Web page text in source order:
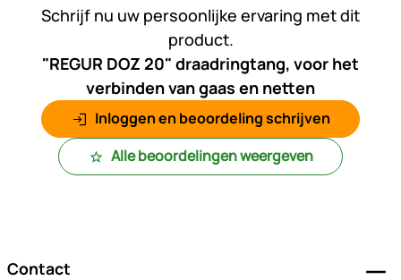
Schrijf nu uw persoonlijke ervaring met dit
product.
"REGUR DOZ 20" draadringtang, voor het
verbinden van gaas en netten
Inloggen en beoordeling schrijven
Alle beoordelingen weergeven
Contact